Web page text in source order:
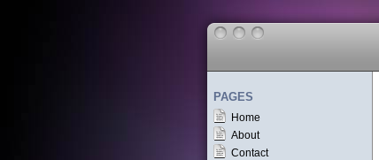
PAGES
Home
About
Contact